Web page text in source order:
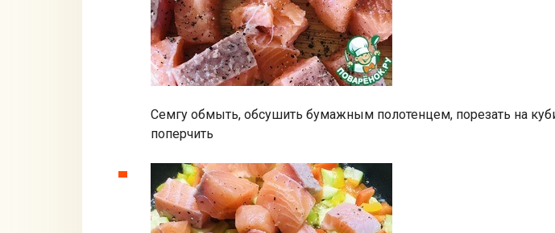
Семгу обмыть, обсушить бумажным полотенцем, порезать на
поперчить